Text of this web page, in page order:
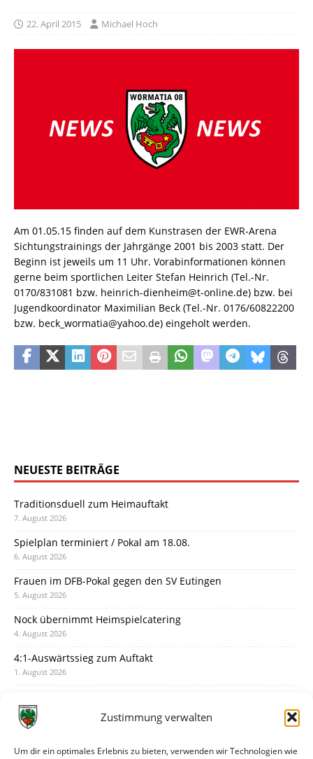
Zustimmung verwalten
Um dir ein optimales Erlebnis zu bieten, verwenden wir Technologien wie
22. April 2015 Michael Hoch
Am 01.05.15 finden auf dem Kunstrasen der EWR-Arena
Sichtungstrainings der Jahrgänge 2001 bis 2003 statt. Der
Beginn ist jeweils um 11 Uhr. Vorabinformationen können
gerne beim sportlichen Leiter Stefan Heinrich (Tel.-Nr.
0170/831081 bzw. heinrich-dienheim@t-online.de) bzw. bei
Jugendkoordinator Maximilian Beck (Tel.-Nr. 0176/60822200
bzw. beck_wormatia@yahoo.de) eingeholt werden.
NEUESTE BEITRÄGE
Traditionsduell zum Heimauftakt
7. August 2026
Spielplan terminiert / Pokal am 18.08.
6. August 2026
Frauen im DFB-Pokal gegen den SV Eutingen
5. August 2026
Nock übernimmt Heimspielcatering
4. August 2026
4:1-Auswärtssieg zum Auftakt
1. August 2026
31. Juli 2026
30. Juli 2026